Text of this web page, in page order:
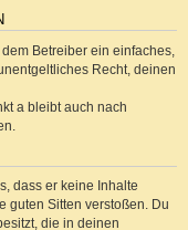
Betreiber ein einfaches,
Recht, deinen
a bleibt auch nach
dass er keine Inhalte
guten Sitten verstoßen. Du
die in deinen